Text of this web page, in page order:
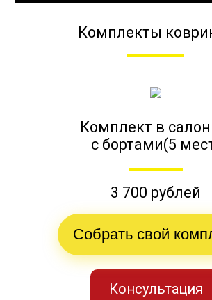
Комплекты
Комплект в салон
с бортами(5
3 700 рублей
Собрать свой
Консультация